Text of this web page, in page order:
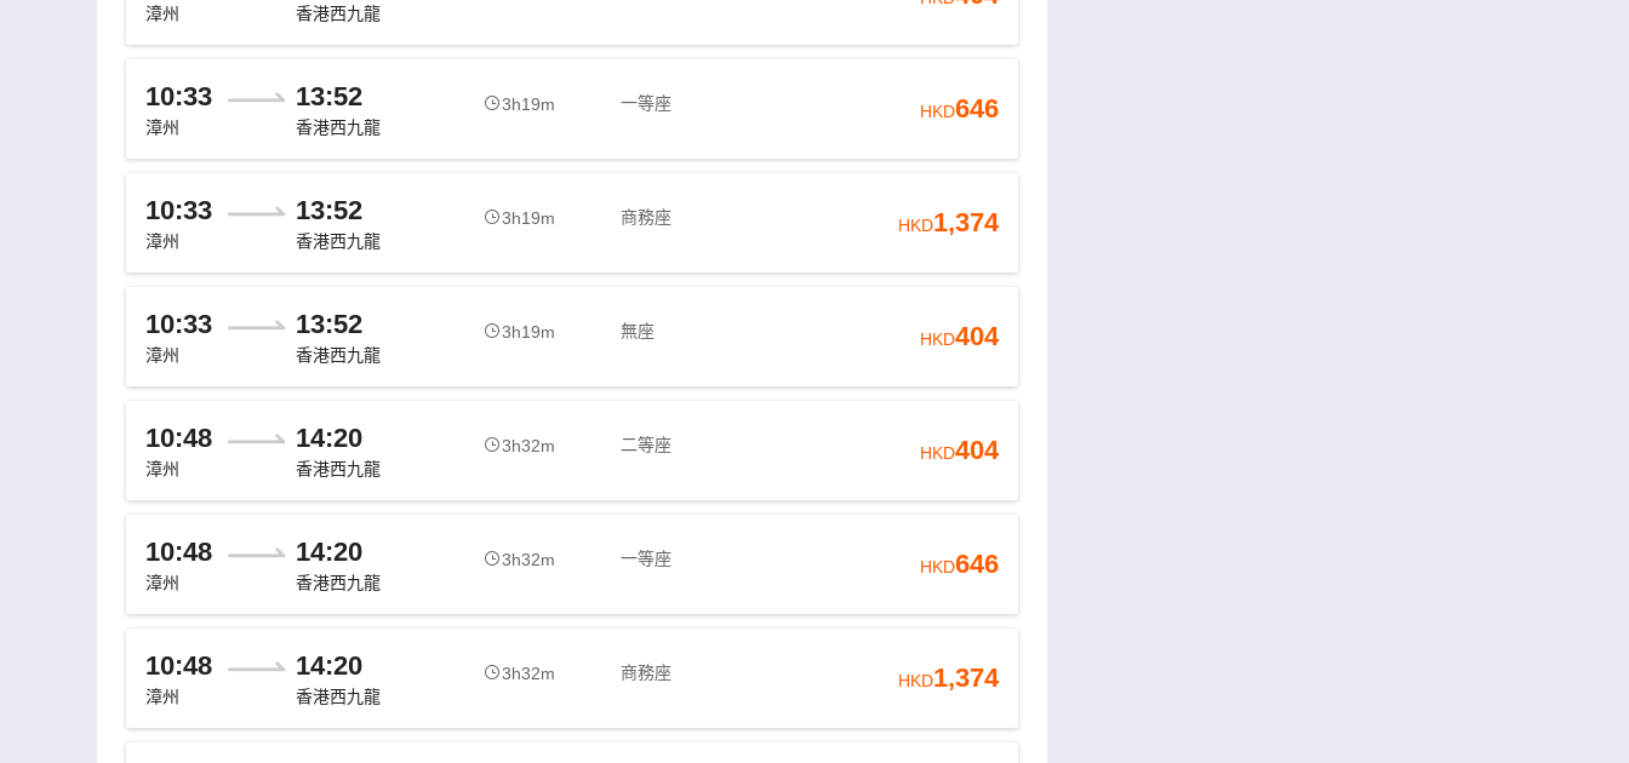
漳州 香港西九龍
10:33 13:52
漳州 香港西九龍
3h19m 一等座 HKD646
10:33 13:52
漳州 香港西九龍
3h19m 商務座 HKD1,374
10:33 13:52
漳州 香港西九龍
3h19m 無座 HKD404
10:48 14:20
漳州 香港西九龍
3h32m 二等座 HKD404
10:48 14:20
漳州 香港西九龍
3h32m 一等座 HKD646
10:48 14:20
漳州 香港西九龍
3h32m 商務座 HKD1,374